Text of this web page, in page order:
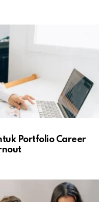
Portfolio Career